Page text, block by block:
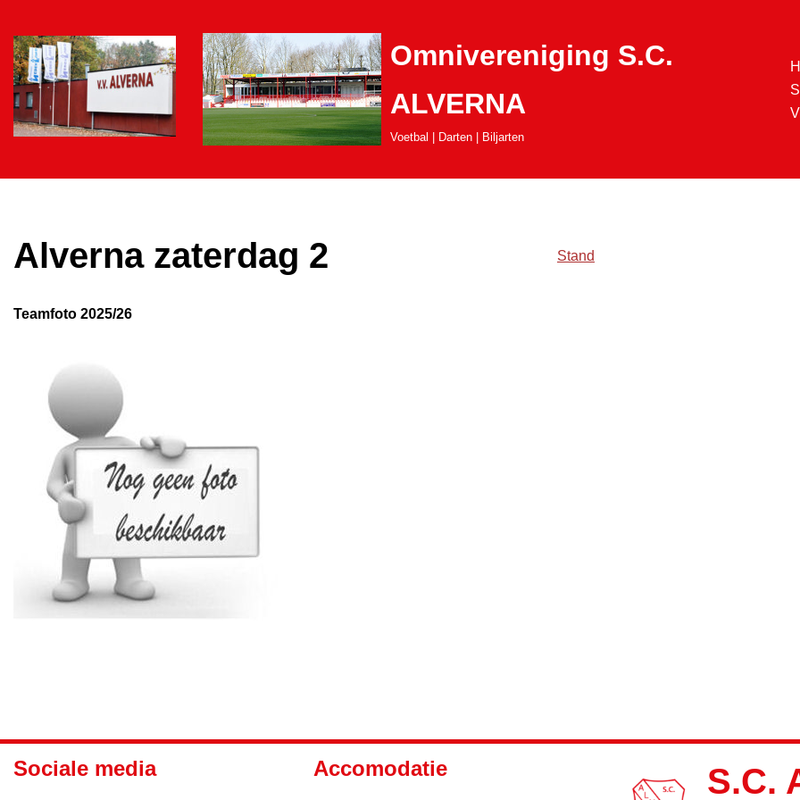
Ga
naar
de
inhoud
Omnivereniging S.C.
ALVERNA
Voetbal | Darten | Biljarten
Alverna zaterdag 2 Stand
Teamfoto 2025/26
Sociale media Accomodatie S.C.